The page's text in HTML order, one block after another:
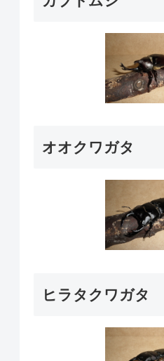
オオクワガタ
ヒラタクワガタ